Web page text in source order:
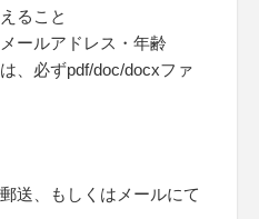
ること
ールアドレス・年齢
、必ずpdf/doc/docxファ
送、もしくはメールにて